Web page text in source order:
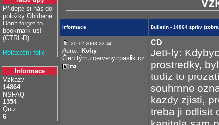
Přidejte si nás do
položky Oblíbené.
Don't forget to
bookmark us!
(CTRL-D)
Relaxační folie
Informace
Vzkazy
14864
NSFAQ
1354
Quiz
6
Informace Bulletin - 14864 zpráv
20.12.2003 22:44
Autor: Kohy
Člen týmu cervenytrpaslik.cz
CD
JetFly:
prostredky,
tudiz to
souhrnne
kazdy zjisti,
treba ji odlisit